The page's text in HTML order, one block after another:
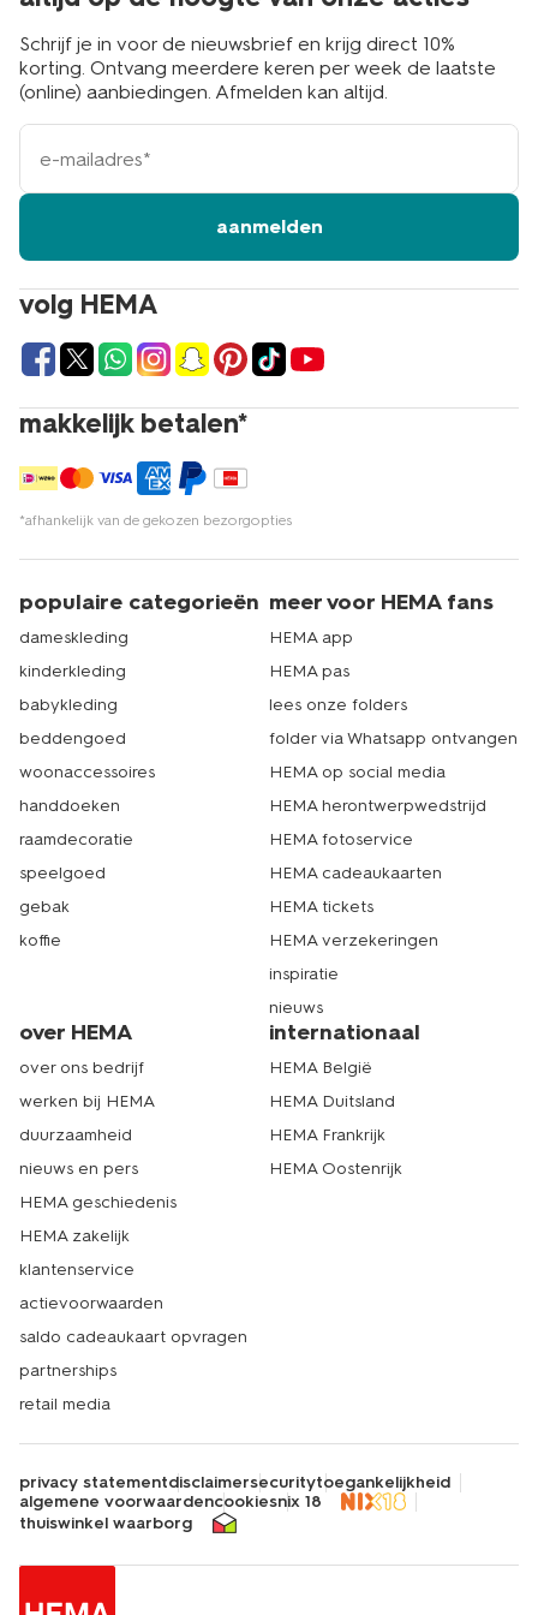
volg HEMA
makkelijk betalen*
*afhankelijk van de gekozen bezorgopties
Schrijf je in voor de nieuwsbrief en krijg direct 10%
korting. Ontvang meerdere keren per week de laatste
(online) aanbiedingen. Afmelden kan altijd.
e-
mailadres
aanmelden
populaire categorieën
dameskleding
kinderkleding
babykleding
beddengoed
woonaccessoires
handdoeken
raamdecoratie
speelgoed
gebak
koffie
meer voor HEMA fans
HEMA app
HEMA pas
lees onze folders
folder via Whatsapp ontvangen
HEMA op social media
HEMA herontwerpwedstrijd
HEMA fotoservice
HEMA cadeaukaarten
HEMA tickets
HEMA verzekeringen
inspiratie
nieuws
over HEMA
over ons bedrijf
werken bij HEMA
duurzaamheid
nieuws en pers
HEMA geschiedenis
HEMA zakelijk
klantenservice
actievoorwaarden
saldo cadeaukaart opvragen
partnerships
retail media
internationaal
HEMA België
HEMA Duitsland
HEMA Frankrijk
HEMA Oostenrijk
privacy statementdisclaimersecuritytoegankelijkheid
algemene voorwaardencookiesnix 18
thuiswinkel waarborg